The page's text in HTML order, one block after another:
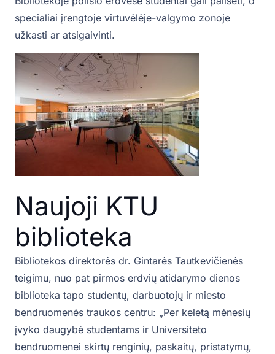
specialiai įrengtoje virtuvėlėje-valgymo zonoje
užkasti ar atsigaivinti.
Naujoji KTU
biblioteka
Bibliotekos direktorės dr. Gintarės Tautkevičienės
teigimu, nuo pat pirmos erdvių atidarymo dienos
biblioteka tapo studentų, darbuotojų ir miesto
bendruomenės traukos centru: „Per keletą mėnesių
įvyko daugybė studentams ir Universiteto
bendruomenei skirtų renginių, paskaitų, pristatymų,